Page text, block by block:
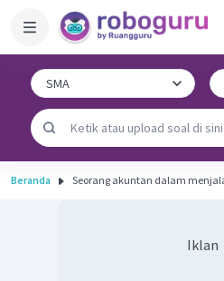
Beranda Seorang akuntan dalam
Iklan